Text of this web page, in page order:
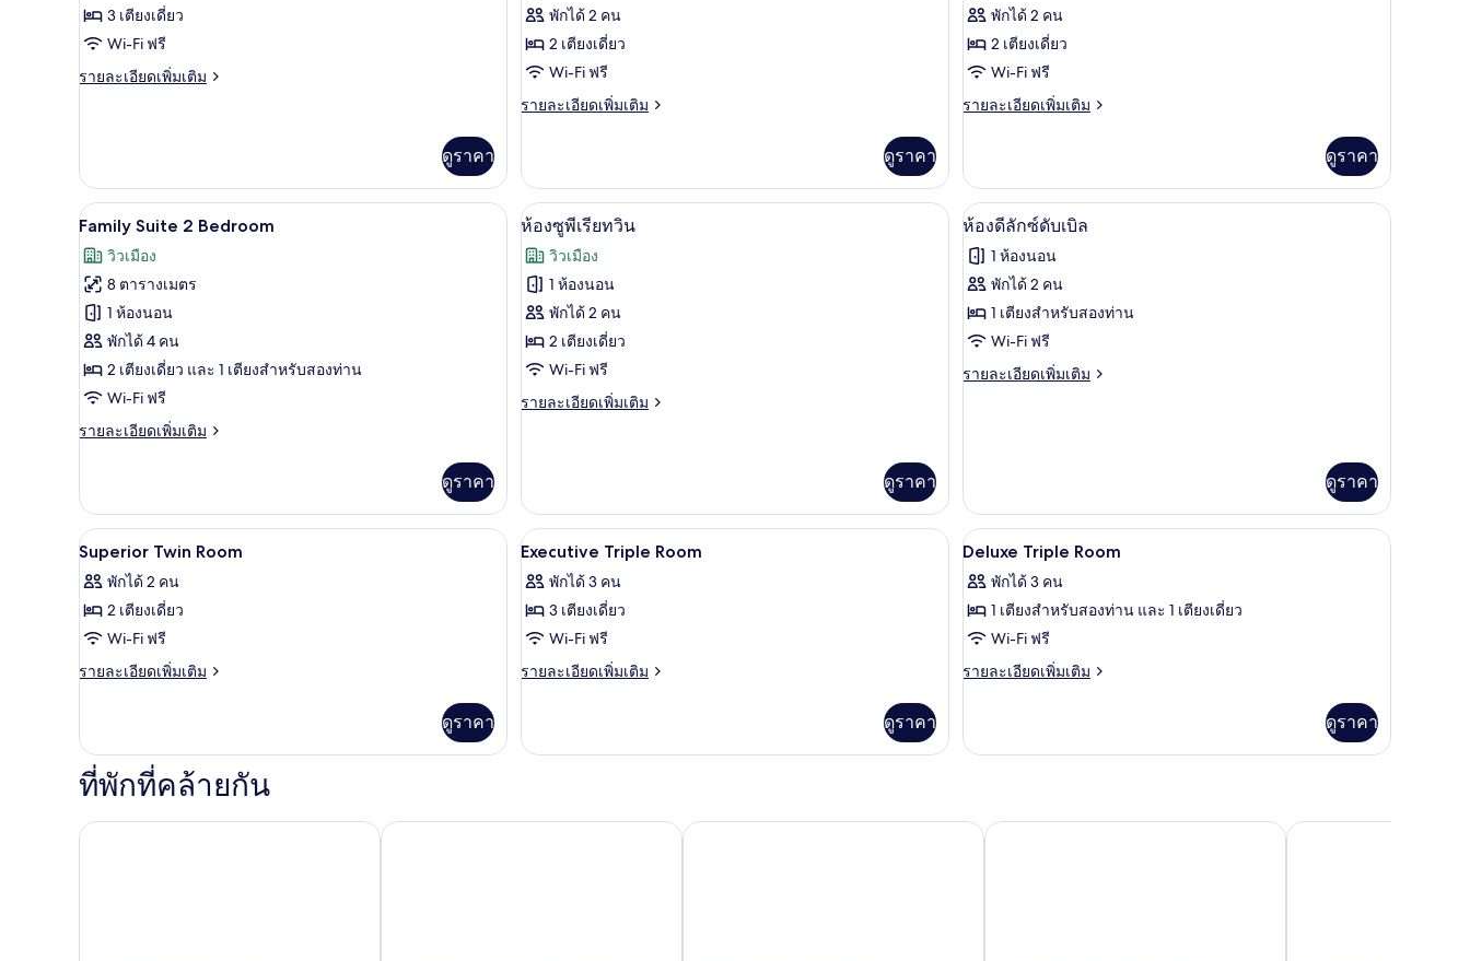
ห้อง
เอ็ก
เซก
3 เตียงเดี่ยว
Wi-Fi ฟรี
รายละเอียดเพิ่มเติม
ราย
กับ
ห้อง
เอ็ก
เซก
คิว
ทีฟ
ดูราคา
Grand
Suite
Room
พักได้ 2 คน
2 เตียงเดี่ยว
Wi-Fi ฟรี
รายละเอียดเพิ่มเติม
ราย
เกี่ยว
กับ
Grand
Suite
Room
ดูราคา
Grand
Deluxe
Double
พักได้ 2 คน
2 เตียงเดี่ยว
Wi-Fi ฟรี
รายละเอียดเพิ่มเติม
ราย
เกี่ยว
กับ
Grand
Double
Room
ดูราคา
เปิด
ภาพถ่าย
ทั้งหมด
ของ
Family
Suite
2
Family Suite 2 Bedroom | ตู้นิรภัยในห้องพัก, เตารีด/โต๊ะรีดผ้า, Wi-Fi ฟรี
8
Family Suite 2 Bedroom
วิวเมือง
8 ตารางเมตร
1 ห้องนอน
พักได้ 4 คน
2 เตียงเดี่ยว และ 1 เตียงสำหรับสองท่าน
Wi-Fi ฟรี
รายละเอียดเพิ่มเติม
ราย
เกี่ยว
กับ
Family
Suite
2
Bedroom
ดูราคา
เปิด
ภาพถ่าย
ทั้งหมด
ของ
ห้อง
ซู
พี
ห้องซูพีเรียทวิน | ตู้นิรภัยในห้องพัก, เตารีด/โต๊ะรีดผ้า, Wi-Fi ฟรี
10
ห้องซูพีเรียทวิน
วิวเมือง
1 ห้องนอน
พักได้ 2 คน
2 เตียงเดี่ยว
Wi-Fi ฟรี
รายละเอียดเพิ่มเติม
ราย
กับ
ห้อง
ซู
พี
เรีย
น
ดูราคา
เปิด
ภาพถ่าย
ทั้งหมด
ของ
ห้อง
ดี
ตู้นิรภัยในห้องพัก, เตารีด/โต๊ะรีดผ้า, Wi-Fi ฟรี
8
ห้องดีลักซ์ดับเบิล
1 ห้องนอน
พักได้ 2 คน
1 เตียงสำหรับสองท่าน
Wi-Fi ฟรี
รายละเอียดเพิ่มเติม
ราย
ดี
ลัก
ซ์
ดับเบิล
ดูราคา
เปิด
ภาพถ่าย
ทั้งหมด
ของ
Superior
ตู้นิรภัยในห้องพัก, เตารีด/โต๊ะรีดผ้า, Wi-Fi ฟรี
12
Superior Twin Room
พักได้ 2 คน
2 เตียงเดี่ยว
Wi-Fi ฟรี
รายละเอียดเพิ่มเติม
ราย
เกี่ยว
กับ
Superior
Room
ดูราคา
เปิด
ภาพถ่าย
ทั้งหมด
ของ
Executive
ตู้นิรภัยในห้องพัก, เตารีด/โต๊ะรีดผ้า, Wi-Fi ฟรี
6
Executive Triple Room
พักได้ 3 คน
3 เตียงเดี่ยว
Wi-Fi ฟรี
รายละเอียดเพิ่มเติม
ราย
เกี่ยว
Room
ดูราคา
เปิด
ภาพถ่าย
ทั้งหมด
ของ
Deluxe
ตู้นิรภัยในห้องพัก, เตารีด/โต๊ะรีดผ้า, Wi-Fi ฟรี
8
Deluxe Triple Room
พักได้ 3 คน
1 เตียงสำหรับสองท่าน และ 1 เตียงเดี่ยว
Wi-Fi ฟรี
รายละเอียดเพิ่มเติม
ราย
เกี่ยว
Room
ดูราคา
ที่พักที่คล้ายกัน
เอฟเอ็กซ์ โฮเทล พัทยา เบเวอร์ลี เมาน์เท่น เบย์, เทรดมาร์คคอลเลกชั่น บาย วินด์แฮม
ไอพีพลัส พูลวิลล่า พัทยา เวลคัม เวิลด์ บีชฟร้อนท์ รีสอร์ท โรงแรมซิง